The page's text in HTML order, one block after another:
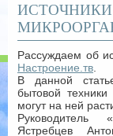
ИСТОЧНИКИ
Рассуждаем об
Настроение.тв
В данной
бытовой
могут на ней
Руководитель
Ястребцев